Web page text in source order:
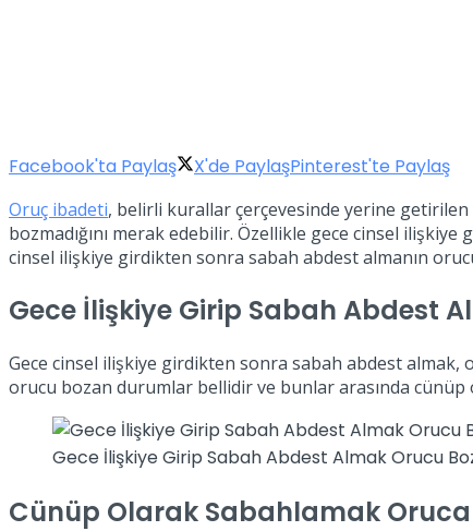
Facebook'ta Paylaş X'de PaylaşPinterest'te Paylaş
Oruç ibadeti, belirli kurallar çerçevesinde yerine
bozmadığını merak edebilir. Özellikle gece cinsel
cinsel ilişkiye girdikten sonra sabah abdest almanın
Gece İlişkiye Girip Sabah Abdest
Gece cinsel ilişkiye girdikten sonra sabah abdest
orucu bozan durumlar bellidir ve bunlar arasında cünüp
Gece İlişkiye Girip Sabah Abdest Almak Orucu
Cünüp Olarak Sabahlamak